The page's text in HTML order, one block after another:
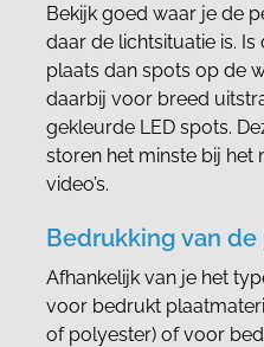
Bekijk goed waar je de
daar de lichtsituatie is.
plaats dan spots op de
daarbij voor breed
gekleurde LED spots.
storen het minste bij het
video’s.
Bedrukking van
Afhankelijk van je het
voor bedrukt
of polyester) of voor